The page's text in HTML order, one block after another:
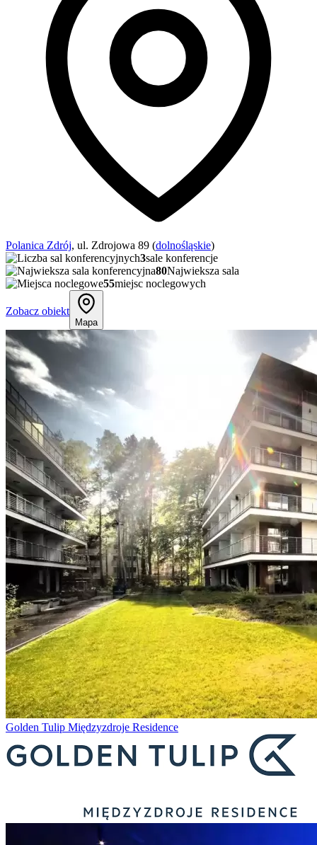
Polanica Zdrój, ul. Zdrojowa 89 (dolnośląskie)
3sale konferencje
80Najwieksza sala
55miejsc noclegowych
Zobacz obiekt
Mapa
Golden Tulip Międzyzdroje Residence